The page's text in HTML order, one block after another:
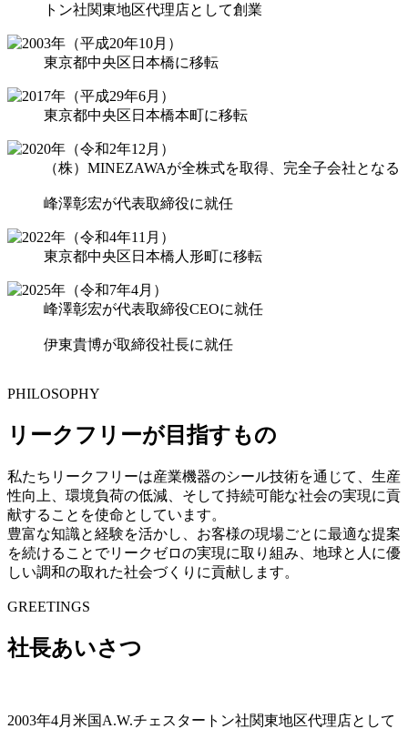
トン社関東地区代理店として創業
東京都中央区日本橋に移転
東京都中央区日本橋本町に移転
（株）MINEZAWAが全株式を取得、完全子会社となる
峰澤彰宏が代表取締役に就任
東京都中央区日本橋人形町に移転
峰澤彰宏が代表取締役CEOに就任
伊東貴博が取締役社長に就任
PHILOSOPHY
リークフリーが目指すもの
私たちリークフリーは産業機器のシール技術を通じて、生産
性向上、環境負荷の低減、そして持続可能な社会の実現に貢
献することを使命としています。
豊富な知識と経験を活かし、お客様の現場ごとに最適な提案
を続けることでリークゼロの実現に取り組み、地球と人に優
しい調和の取れた社会づくりに貢献します。
GREETINGS
社長あいさつ
2003年4月米国A.W.チェスタートン社関東地区代理店として